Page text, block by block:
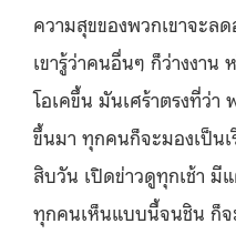
ความสุขของพวกเขาจะล
เขารู้ว่าคนอื่นๆ ก็ว่างงาน
โอเคขึ้น มันเศร้าตรงที่ว่า
ขึ้นมา ทุกคนก็จะมองเป็น
สิบวัน เปิดข่าวดูทุกเช้า มี
ทุกคนเห็นแบบนี้จนชิน ก็จ